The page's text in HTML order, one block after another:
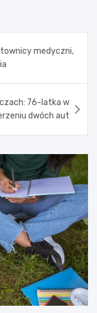
medyczni,
76-latka w
dwóch aut